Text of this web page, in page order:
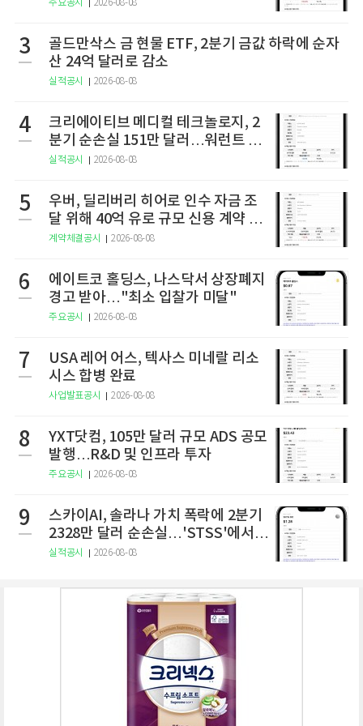
주요공시 2026-08-08
3
골드만삭스 금 현물 ETF, 2분기 금값 하락에 순자
산 24억 달러로 감소
실적공시 2026-08-08
4
크리에이티브 메디컬 테크놀로지, 2
분기 순손실 151만 달러…워런트 행
사로 446만 달러 조달
실적공시 2026-08-08
5
우버, 딜리버리 히어로 인수 자금 조
달 위해 40억 유로 규모 신용 계약 체
결
계약체결공시 2026-08-08
6
에이트코 홀딩스, 나스닥서 상장폐지
경고 받아…"최소 입찰가 미달"
주요공시 2026-08-08
7
USA 레어 어스, 텍사스 미네랄 리소
시스 합병 완료
사업발표공시 2026-08-08
8
YXT닷컴, 105만 달러 규모 ADS 공모
발행…R&D 및 인프라 투자
주요공시 2026-08-08
9
스카이AI, 솔라나 가치 폭락에 2분기
2328만 달러 순손실…'STSS'에서
사명·티커 변경 완료
실적공시 2026-08-08